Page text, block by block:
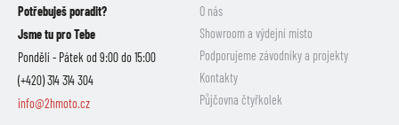
Potřebuješ poradit?
Jsme tu pro Tebe
Pondělí - Pátek od 9:00 do 15:00
(+420) 314 314 304
info@2hmoto.cz
O nás
Showroom a výdejní místo
Podporujeme závodníky a projekty
Kontakty
Půjčovna čtyřkolek